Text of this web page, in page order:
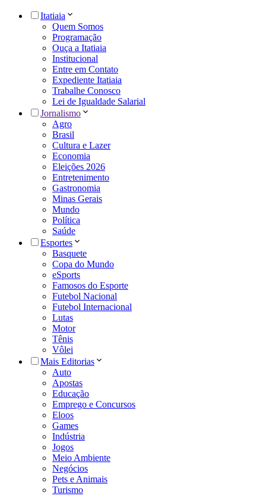
Itatiaia
Quem Somos
Programação
Ouça a Itatiaia
Institucional
Entre em Contato
Expediente Itatiaia
Trabalhe Conosco
Lei de Igualdade Salarial
Jornalismo
Agro
Brasil
Cultura e Lazer
Economia
Eleições 2026
Entretenimento
Gastronomia
Minas Gerais
Mundo
Política
Saúde
Esportes
Basquete
Copa do Mundo
eSports
Famosos do Esporte
Futebol Nacional
Futebol Internacional
Lutas
Motor
Tênis
Vôlei
Mais Editorias
Auto
Apostas
Educação
Emprego e Concursos
Eloos
Games
Indústria
Jogos
Meio Ambiente
Negócios
Pets e Animais
Turismo